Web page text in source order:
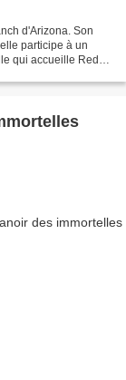
d'Arizona. Son
participe à un
qui accueille Red